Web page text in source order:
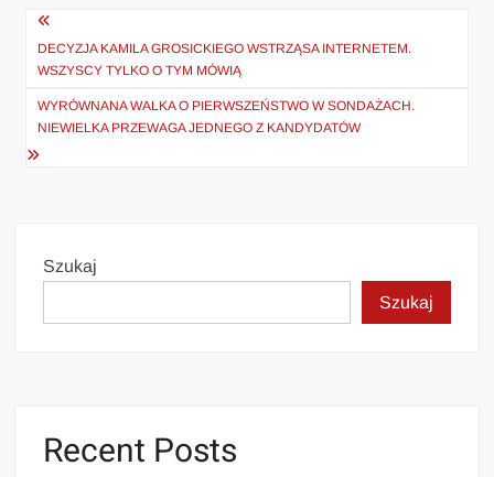
Nawigacja
wpisu
DECYZJA KAMILA GROSICKIEGO WSTRZĄSA INTERNETEM.
WSZYSCY TYLKO O TYM MÓWIĄ
WYRÓWNANA WALKA O PIERWSZEŃSTWO W SONDAŻACH.
NIEWIELKA PRZEWAGA JEDNEGO Z KANDYDATÓW
Szukaj
Szukaj
Recent Posts